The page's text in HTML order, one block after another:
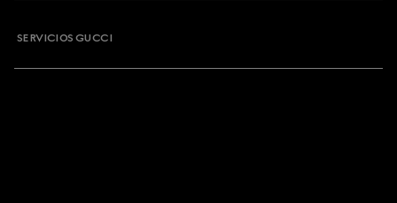
SERVICIOS GUCCI